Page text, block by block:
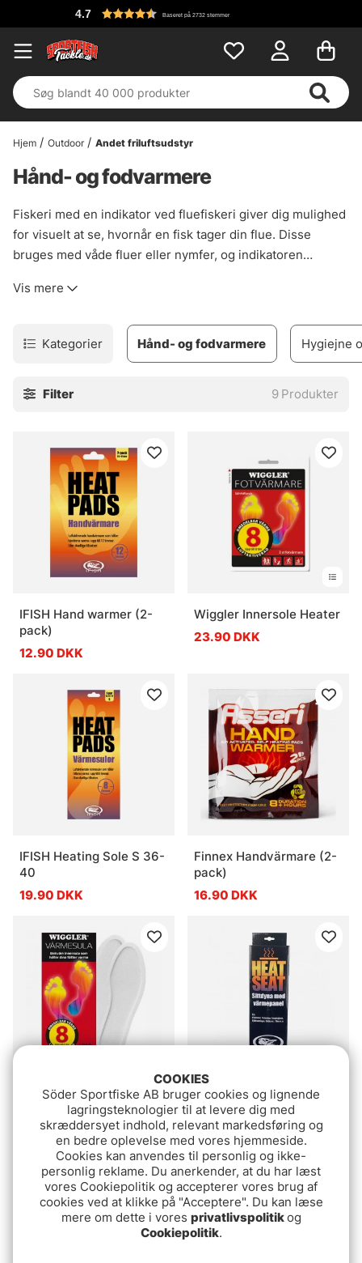
4.7 Baseret på 2732 stemmer
Hjem Outdoor Andet friluftsudstyr
Hånd- og fodvarmere
Fiskeri med en indikator ved fluefiskeri giver dig mulighed
for visuelt at se, hvornår en fisk tager din flue. Disse
bruges med våde fluer eller nymfer, og indikatoren
og ørred spiser 90 % af deres føde under overfladen, og
ser!
Vis mere
Kategorier Hånd- og fodvarmere Hygiejne
Filter 9 Produkter
IFISH Hand warmer (2-
pack)
12.90 DKK
Wiggler Innersole Heater
23.90 DKK
IFISH Heating Sole S 36-
40
19.90 DKK
Finnex Handvärmare (2-
pack)
16.90 DKK
Wiggler Innersole Heater
Stl 41-44
19.90 DKK
IFISH Heat-Seat
339 DKK
COOKIES
Söder Sportfiske AB bruger cookies og lignende
lagringsteknologier til at levere dig med
skræddersyet indhold, relevant markedsføring og
en bedre oplevelse med vores hjemmeside.
Cookies kan anvendes til personlig og ikke-
personlig reklame. Du anerkender, at du har læst
vores Cookiepolitik og accepterer vores brug af
cookies ved at klikke på "Acceptere". Du kan læse
mere om dette i vores privatlivspolitikog
Cookiepolitik.